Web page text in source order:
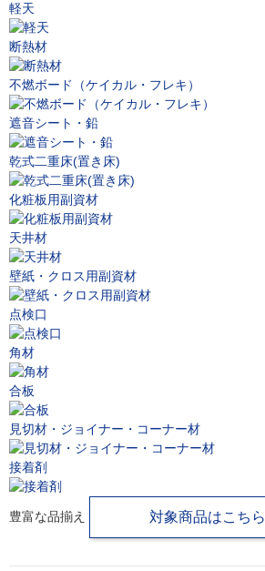
軽天
断熱材
不燃ボード（ケイカル・フレキ）
遮音シート・鉛
乾式二重床(置き床)
化粧板用副資材
天井材
壁紙・クロス用副資材
点検口
角材
合板
見切材・ジョイナー・コーナー材
接着剤
豊富な品揃え 対象商品はこちら